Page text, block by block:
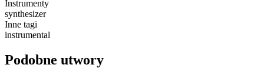
Instrumenty
synthesizer
Inne tagi
instrumental
Podobne utwory